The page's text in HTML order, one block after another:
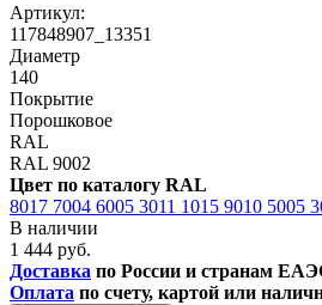
Артикул:
117848907_13351
Диаметр
140
Покрытие
Порошковое
RAL
RAL 9002
Цвет по каталогу RAL
8017 7004 6005 3011 1015 9010 5005
В наличии
1 444 руб.
Доставка по России и странам
Оплата по счету, картой или